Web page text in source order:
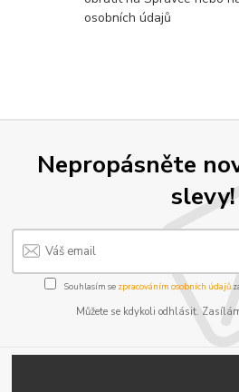
osobních údajů
Nepropásněte
slevy!
Souhlasím se zpracováním osobních údajů
Můžete se kdykoli odhlásit.